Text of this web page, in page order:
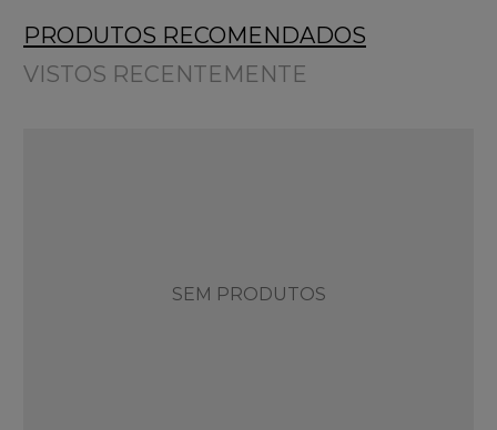
PRODUTOS RECOMENDADOS
VISTOS RECENTEMENTE
SEM PRODUTOS